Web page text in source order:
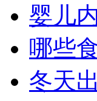
婴儿
哪些
冬天